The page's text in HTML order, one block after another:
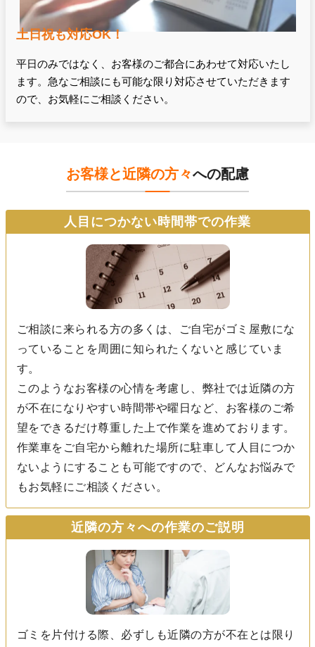
土日祝も対応OK！
平日のみではなく、お客様のご都合にあわせて対応いたし
ます。急なご相談にも可能な限り対応させていただきます
ので、お気軽にご相談ください。
お客様と近隣の方々への配慮
人目につかない時間帯での作業
ご相談に来られる方の多くは、ご自宅がゴミ屋敷にな
っていることを周囲に知られたくないと感じていま
す。
このようなお客様の心情を考慮し、弊社では近隣の方
が不在になりやすい時間帯や曜日など、お客様のご希
望をできるだけ尊重した上で作業を進めております。
作業車をご自宅から離れた場所に駐車して人目につか
ないようにすることも可能ですので、どんなお悩みで
もお気軽にご相談ください。
近隣の方々への作業のご説明
ゴミを片付ける際、必ずしも近隣の方が不在とは限り